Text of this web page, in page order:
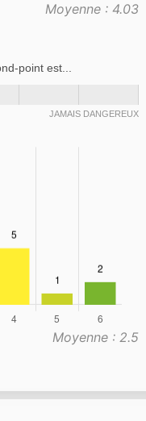
Moyenne : 4.03
point est...
JAMAIS DANGEREUX
Moyenne : 2.5